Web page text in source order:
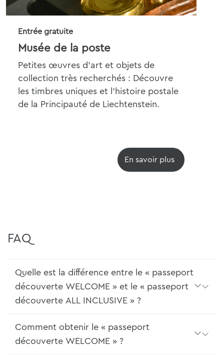
Entrée gratuite
Musée de la poste
Petites œuvres d'art et objets de
collection très recherchés : Découvre
les timbres uniques et l'histoire postale
de la Principauté de Liechtenstein.
En savoir plus
FAQ
Quelle est la différence entre le « passeport
découverte WELCOME » et le « passeport
découverte ALL INCLUSIVE » ?
Comment obtenir le « passeport
découverte WELCOME » ?